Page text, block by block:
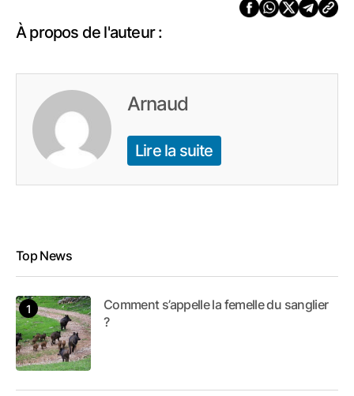
À propos de l'auteur :
Arnaud
Lire la suite
Top News
Comment s’appelle la femelle du sanglier
?